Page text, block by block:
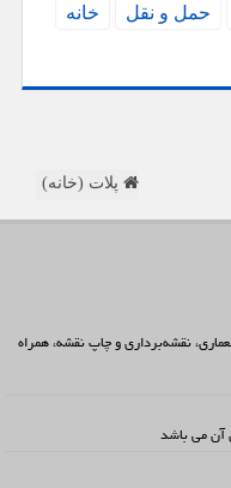
حمل و نقل
خانه
پلات (خانه)
نقشه‌برداری و چاپ نقشه، همراه